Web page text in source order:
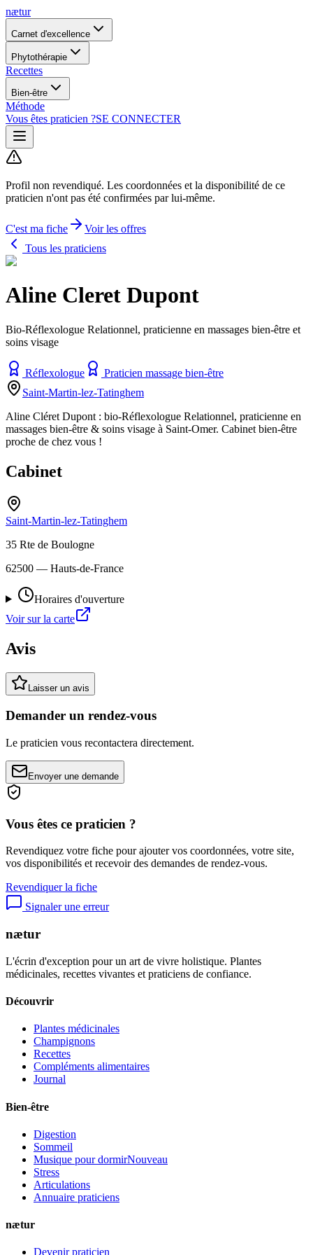
nætur
Carnet d'excellence
Phytothérapie
Recettes
Bien-être
Méthode
Vous êtes praticien ?SE CONNECTER
Profil non revendiqué. Les coordonnées et la disponibilité de ce
praticien n'ont pas été confirmées par lui-même.
C'est ma fiche
Voir les offres
Tous les praticiens
Aline Cleret Dupont
Bio-Réflexologue Relationnel, praticienne en massages bien-être et
soins visage
Réflexologue
Praticien massage bien-être
Saint-Martin-lez-Tatinghem
Aline Cléret Dupont : bio-Réflexologue Relationnel, praticienne en
massages bien-être & soins visage à Saint-Omer. Cabinet bien-être
proche de chez vous !
Cabinet
Saint-Martin-lez-Tatinghem
35 Rte de Boulogne
62500 — Hauts-de-France
Horaires d'ouverture
Voir sur la carte
Avis
Laisser un avis
Demander un rendez-vous
Le praticien vous recontactera directement.
Envoyer une demande
Vous êtes ce praticien ?
Revendiquez votre fiche pour ajouter vos coordonnées, votre site,
vos disponibilités et recevoir des demandes de rendez-vous.
Revendiquer la fiche
Signaler une erreur
nætur
L'écrin d'exception pour un art de vivre holistique. Plantes
médicinales, recettes vivantes et praticiens de confiance.
Découvrir
Plantes médicinales
Champignons
Recettes
Compléments alimentaires
Journal
Bien-être
Digestion
Sommeil
Musique pour dormirNouveau
Stress
Articulations
Annuaire praticiens
nætur
Devenir praticien